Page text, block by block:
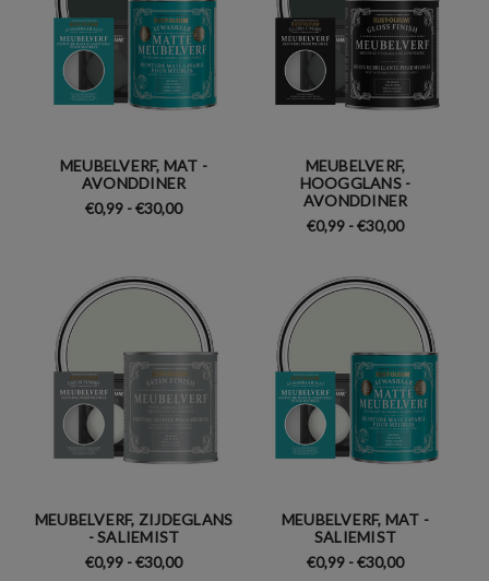
MEUBELVERF, MAT -
AVONDDINER
€0,99 - €30,00
MEUBELVERF,
HOOGGLANS -
AVONDDINER
€0,99 - €30,00
MEUBELVERF, ZIJDEGLANS
- SALIEMIST
€0,99 - €30,00
MEUBELVERF, MAT -
SALIEMIST
€0,99 - €30,00